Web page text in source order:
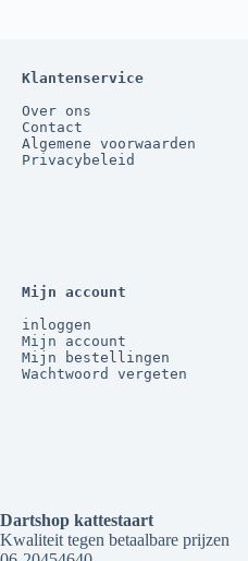
Klantenservice
Over ons
Contact
Algemene voorwaarden
Privacybeleid
Mijn account
inloggen
Mijn account
Mijn bestellingen
Wachtwoord vergeten
Dartshop kattestaart
Kwaliteit tegen betaalbare prijzen